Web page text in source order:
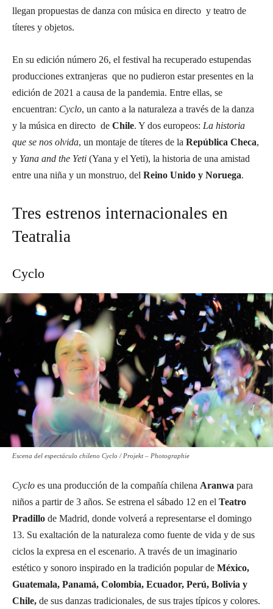
llegan propuestas de danza con música en directo y teatro de
títeres y objetos.
En su edición número 26, el festival ha recuperado estupendas
producciones extranjeras que no pudieron estar presentes en la
edición de 2021 a causa de la pandemia. Entre ellas, se
encuentran: Cyclo, un canto a la naturaleza a través de la danza
y la música en directo de Chile. Y dos europeos: La historia
que se nos olvida, un montaje de títeres de la República Checa,
y Yana and the Yeti (Yana y el Yeti), la historia de una amistad
entre una niña y un monstruo, del Reino Unido y Noruega.
Tres estrenos internacionales en
Teatralia
Cyclo
Escena del espectáculo chileno Cyclo / Projekt – Photographie
Cyclo es una producción de la compañía chilena Aranwa para
niños a partir de 3 años. Se estrena el sábado 12 en el Teatro
Pradillo de Madrid, donde volverá a representarse el domingo
13. Su exaltación de la naturaleza como fuente de vida y de sus
ciclos la expresa en el escenario. A través de un imaginario
estético y sonoro inspirado en la tradición popular de México,
Guatemala, Panamá, Colombia, Ecuador, Perú, Bolivia y
Chile, de sus danzas tradicionales, de sus trajes típicos y colores.